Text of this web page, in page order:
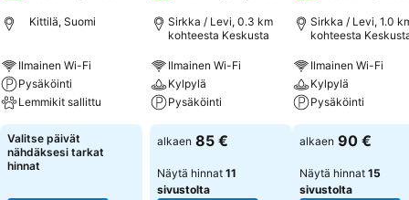
Kittilä, Suomi
Ilmainen Wi-Fi
Pysäköinti
Lemmikit sallittu
Valitse päivät
nähdäksesi tarkat
hinnat
Sirkka / Levi, 0.3 km
kohteesta Keskusta
Ilmainen Wi-Fi
Kylpylä
Pysäköinti
alkaen 85 €
Näytä hinnat 11
sivustolta
Sirkka / Levi, 1.0
kohteesta
Ilmainen Wi-Fi
Kylpylä
Pysäköinti
alkaen 90 €
Näytä hinnat 15
sivustolta